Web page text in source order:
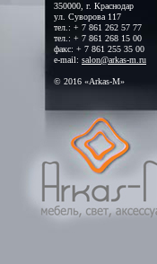
350000, г. Краснодар
ул. Суворова 117
тел.: + 7 861 262 57 77
тел.: + 7 861 268 15 00
факс: + 7 861 255 35 00
e-mail: salon@arkas-m.ru
© 2016 «Arkas-M»